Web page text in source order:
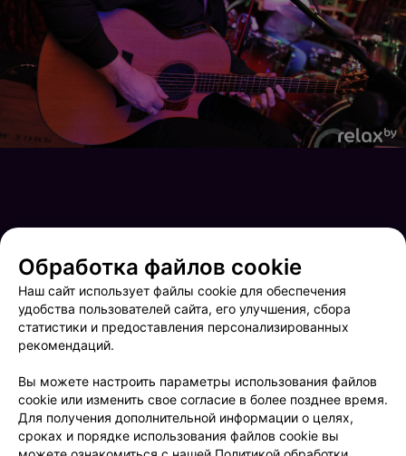
Hot Rock Show Art Vibrations
Обработка файлов cookie
Наш сайт использует файлы cookie для обеспечения
удобства пользователей сайта, его улучшения, сбора
статистики и предоставления персонализированных
рекомендаций.
Вы можете настроить параметры использования файлов
cookie или изменить свое согласие в более позднее время.
Для получения дополнительной информации о целях,
сроках и порядке использования файлов cookie вы